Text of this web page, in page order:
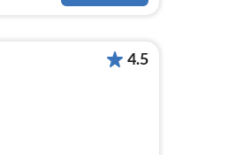
4.5